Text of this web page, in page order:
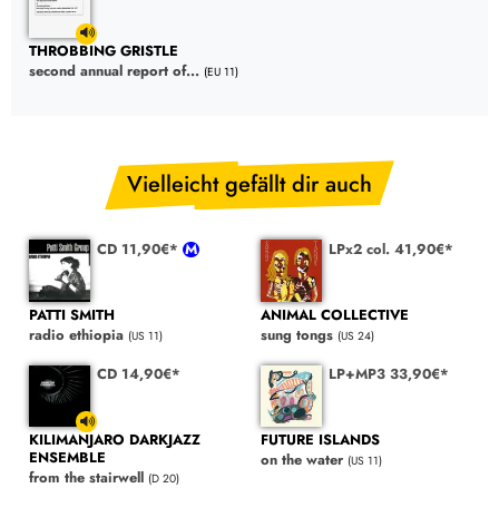
THROBBING GRISTLE
second annual report of... (EU 11)
Vielleicht gefällt dir auch
CD 11,90€*
PATTI SMITH
radio ethiopia (US 11)
LPx2 col. 41,90€*
ANIMAL COLLECTIVE
sung tongs (US 24)
CD 14,90€*
KILIMANJARO DARKJAZZ
ENSEMBLE
from the stairwell (D 20)
LP+MP3 33,90€*
FUTURE ISLANDS
on the water (US 11)